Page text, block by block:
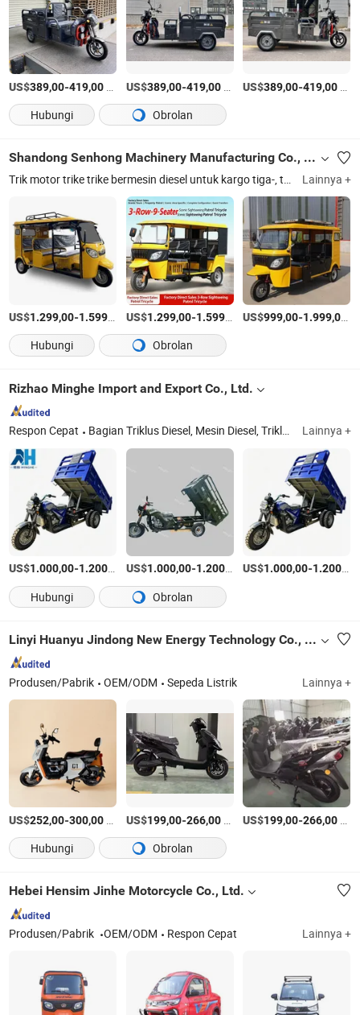
US$389,00-419,00 US$389,00-419,00/Bagian US$389,00-419,00
Hubungi
Obrolan
Shandong Senhong Machinery Manufacturing Co., Ltd.
Trik motor trike trike bermesin diesel untuk kargo tiga-, trike kargo bermesin bensin 3 trike kargo roda, loader ekskavator truk dump off-road, truk dump kargo trike diesel mini dumper tric, traktor berat dengan cakram harrow cakram rake, traktor pertanian trailer kultivator putar penanam tr, 3 trike roda rickshaw auto petrol bermesin gas, plow pivot terpasang parallelogram berat Lainnya +
US$1.299,00-1.599,00 /Bagian
US$1.299,00-1.599,00 /Bagian
US$999,00-1.999,00 /
Hubungi
Obrolan
Rizhao Minghe Import and Export Co., Ltd.
Respon Cepat Bagian Triklus Diesel, Mesin Diesel, Triklus Diesel, Triklus Truk Crane Diesel, Rig Bor Air, Mesin Gasoline Berpendingin Udara Lainnya +
US$1.000,00-1.200,00 /Bagian
US$1.000,00-1.200,00 /Bagian
US$1.000,00-1.200,00
Hubungi
Obrolan
Linyi Huanyu Jindong New Energy Technology Co., Ltd.
Produsen/Pabrik OEM/ODM Sepeda Listrik Lainnya +
US$252,00-300,00 US$199,00-266,00/Bagian US$199,00-266,00
Hubungi
Obrolan
Hebei Hensim Jinhe Motorcycle Co., Ltd.
Produsen/Pabrik OEM/ODM Respon Cepat Lainnya +